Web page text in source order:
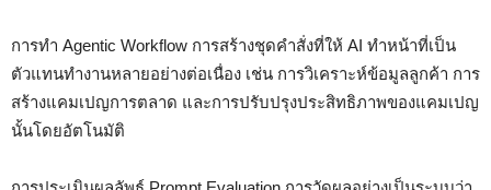
การทำ Agentic Workflow การสร้างชุดคำสั่งที่ให้ AI ทำหน้าที่เป็น
ตัวแทนทำงานหลายอย่างต่อเนื่อง เช่น การวิเคราะห์ข้อมูลลูกค้า การ
สร้างแคมเปญการตลาด และการปรับปรุงประสิทธิภาพของแคมเปญ
นั้นโดยอัตโนมัติ